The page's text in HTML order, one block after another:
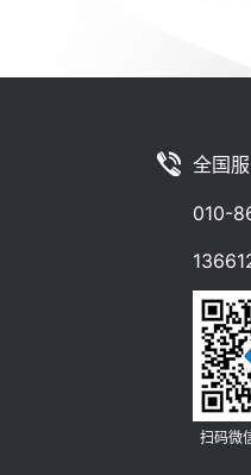
全国
010-
扫码微